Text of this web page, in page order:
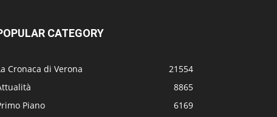
CATEGORY
Cronaca di Verona
21554
8865
Piano
6169